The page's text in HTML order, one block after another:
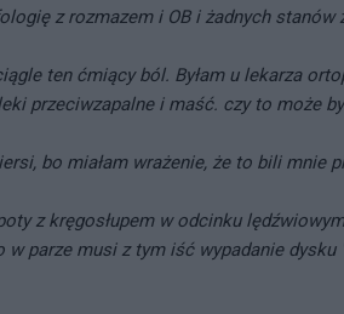
z rozmazem i OB i żadnych stanów
ten ćmiący ból. Byłam u lekarza
przeciwzapalne i maść. czy to może
bo miałam wrażenie, że to bili mnie
z kręgosłupem w odcinku
parze musi z tym iść wypadanie dysku